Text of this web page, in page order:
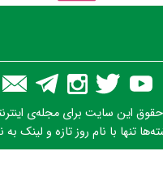
حقوق این سایت برای مجله‌ی
تنها با نام روز تازه و لینک